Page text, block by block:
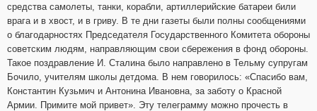
средства самолеты, танки, корабли, артиллерийские батареи били
врага и в хвост, и в гриву. В те дни газеты были полны сообщениями
о благодарностях Председателя Государственного Комитета обороны
советским людям, направляющим свои сбережения в фонд обороны.
Такое поздравление И. Сталина было направлено в Тельму супругам
Бочило, учителям школы детдома. В нем говорилось: «Спасибо вам,
Константин Кузьмич и Антонина Ивановна, за заботу о Красной
Армии. Примите мой привет». Эту телеграмму можно прочесть в